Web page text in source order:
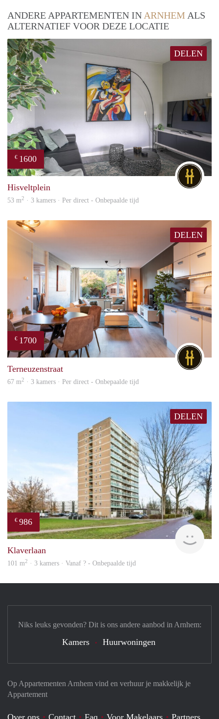
ANDERE APPARTEMENTEN IN ARNHEM ALS
ALTERNATIEF VOOR DEZE LOCATIE
DELEN
€ 1600
DG
Hisveltplein
53 m2 · 3 kamers · Per direct - Onbepaalde tijd
DELEN
€ 1700
Terneuzenstraat
67 m2 · 3 kamers · Per direct - Onbepaalde tijd
DELEN
€ 986
Klaverlaan
101 m2 · 3 kamers · Vanaf ? - Onbepaalde tijd
Op Appartementen Arnhem vind en verhuur je makkelijk je
Appartement
Over ons Contact Faq Voor Makelaars Partners
Niks leuks gevonden? Dit is ons andere aanbod in Arnhem:
Kamers Huurwoningen